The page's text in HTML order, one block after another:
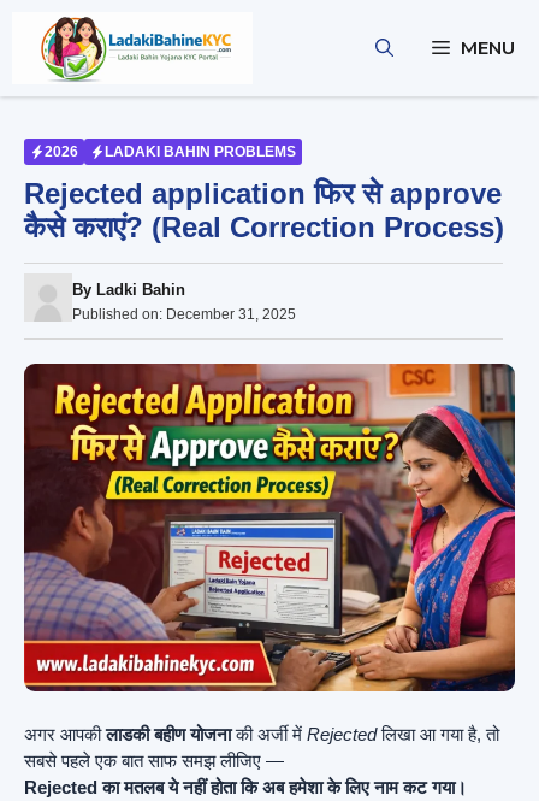
content
MENU
2026 LADAKI BAHIN PROBLEMS
Rejected application फिर से approve
कैसे कराएं? (Real Correction Process)
By Ladki Bahin
Published on: December 31, 2025
अगर आपकीलाडकी बहीण योजनाकी अर्जी में Rejectedलिखा आ गया है, तो
सबसे पहले एक बात साफ समझ लीजिए —
Rejected का मतलब ये नहीं होता कि अब हमेशा के लिए नाम कट गया।